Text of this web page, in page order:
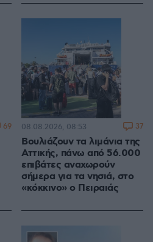
69
Βουλιάζουν τα λιμάνια της
Αττικής, πάνω από 56.000
επιβάτες αναχωρούν
σήμερα για τα νησιά, στο
«κόκκινο» ο Πειραιάς
08.08.2026, 08:53 37